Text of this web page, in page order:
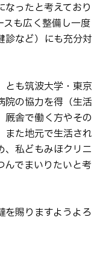
ったと考えており
スも広く整備し一度
診など）にも充分対
とも筑波大学・東京
院の協力を得（生活
厩舎で働く方やその
また地元で生活され
、私どもみほクリニ
んでまいりたいと考
を賜りますようよろ